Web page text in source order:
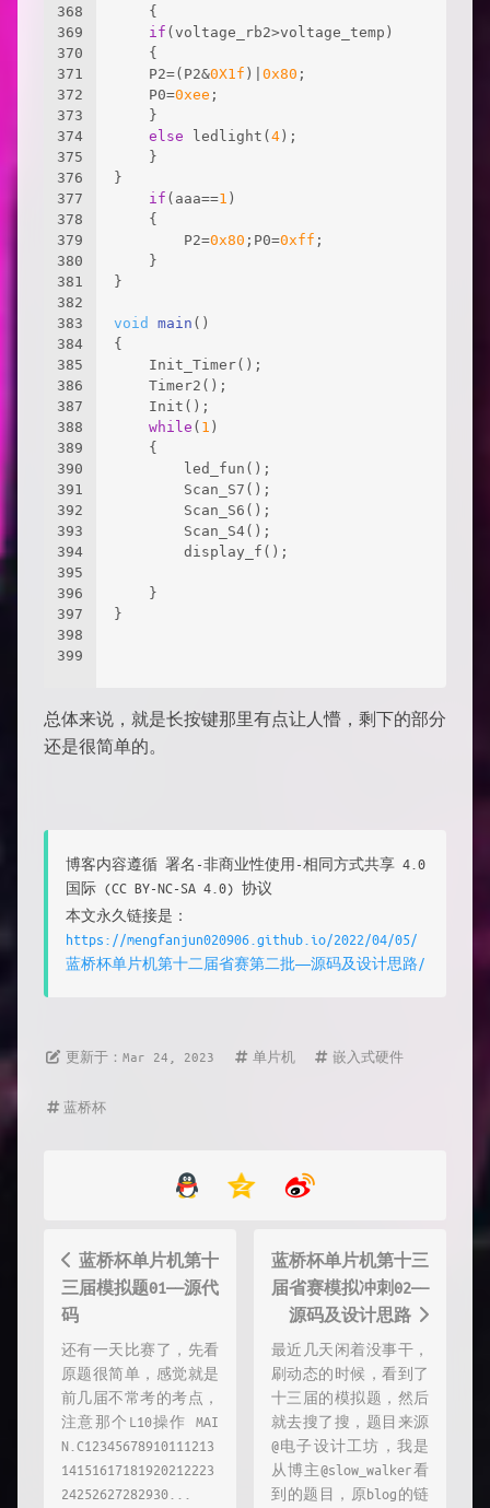
368
369
370
371
372
373
374
375
376
377
378
379
380
381
382
383
384
385
386
387
388
389
390
391
392
393
394
395
396
397
398
399
	{
if (voltage_rb2>voltage_temp)
	{
	P2=(P2&
0X1f )| 0x80 ;
	P0=
0xee ;
	}
else ledlight( 4 );
	}
}
if (aaa==1 )
	{
		P2=
0x80 ;P0=0xff ;
	}
}
void main ()
{
	Init_Timer();
	Timer2();
	Init();
while ( 1 )
	{
		led_fun();
		Scan_S7();
		Scan_S6();
		Scan_S4();
		display_f();
	}
}
总体来说，就是长按键那里有点让人懵，剩下的部分
还是很简单的。
博客内容遵循 署名-非商业性使用-相同方式共享 4.0
国际 (CC BY-NC-SA 4.0) 协议
本文永久链接是：
https://mengfanjun020906.github.io/2022/04/05/
蓝桥杯单片机第十二届省赛第二批——源码及设计思路/
更新于：Mar 24, 2023 单片机 嵌入式硬件
蓝桥杯
蓝桥杯单片机第十
三届模拟题01——源代
码
还有一天比赛了，先看
原题很简单，感觉就是
前几届不常考的考点，
注意那个L10操作 MAI
N.C12345678910111213
14151617181920212223
24252627282930...
蓝桥杯单片机第十三
届省赛模拟冲刺02——
源码及设计思路
最近几天闲着没事干，
刷动态的时候，看到了
十三届的模拟题，然后
就去搜了搜，题目来源
@电子设计工坊，我是
从博主@slow_walker看
到的题目，原blog的链